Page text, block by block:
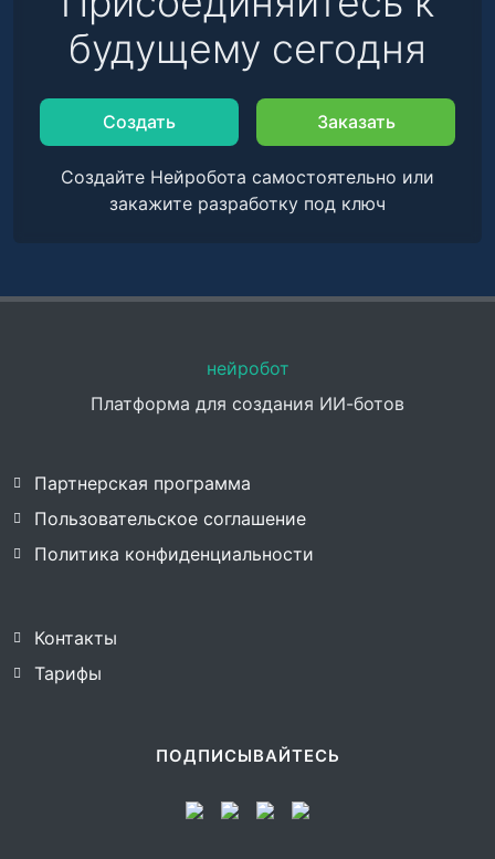
будущему сегодня
Создать Заказать
Создайте Нейробота самостоятельно или
закажите разработку под ключ
нейробот
Платформа для создания ИИ-ботов
Партнерская программа
Пользовательское соглашение
Политика конфиденциальности
Контакты
Тарифы
ПОДПИСЫВАЙТЕСЬ